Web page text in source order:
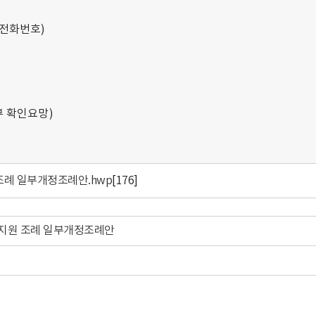
화번호)
확인요망)
례 일부개정조례안.hwp [176]
원 조례 일부개정조례안